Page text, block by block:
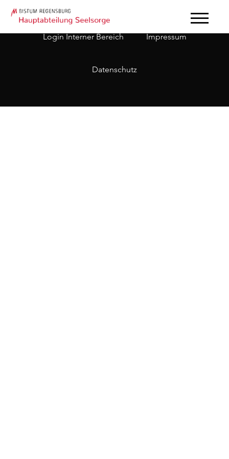
Login Interner Bereich Impressum
Datenschutz